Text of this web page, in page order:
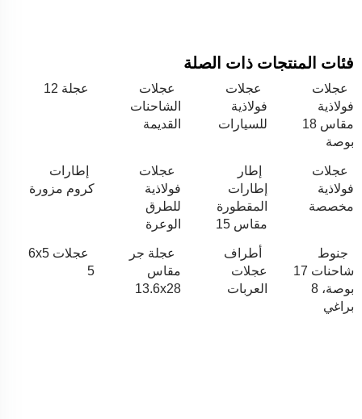
فئات المنتجات ذات الصلة
عجلات
فولاذية
مقاس 18
بوصة
عجلات
فولاذية
للسيارات
عجلات
الشاحنات
القديمة
عجلة 12
عجلات
فولاذية
مخصصة
إطار
إطارات
المقطورة
مقاس 15
عجلات
فولاذية
للطرق
الوعرة
إطارات
كروم مزورة
جنوط
شاحنات 17
بوصة، 8
براغي
أطراف
عجلات
العربات
عجلة جر
مقاس
13.6x28
عجلات 6x5
5